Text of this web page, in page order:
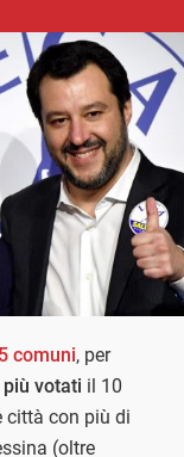
comuni, per
votati il 10
città con più di
(oltre